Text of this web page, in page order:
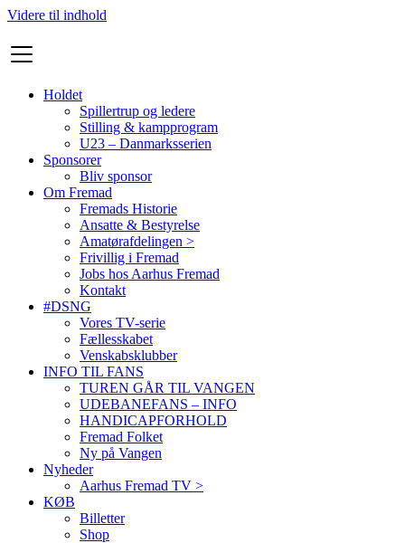
Videre til indhold
Holdet
Spillertrup og ledere
Stilling & kampprogram
U23 – Danmarksserien
Sponsorer
Bliv sponsor
Om Fremad
Fremads Historie
Ansatte & Bestyrelse
Amatørafdelingen >
Frivillig i Fremad
Jobs hos Aarhus Fremad
Kontakt
#DSNG
Vores TV-serie
Fællesskabet
Venskabsklubber
INFO TIL FANS
TUREN GÅR TIL VANGEN
UDEBANEFANS – INFO
HANDICAPFORHOLD
Fremad Folket
Ny på Vangen
Nyheder
Aarhus Fremad TV >
KØB
Billetter
Shop